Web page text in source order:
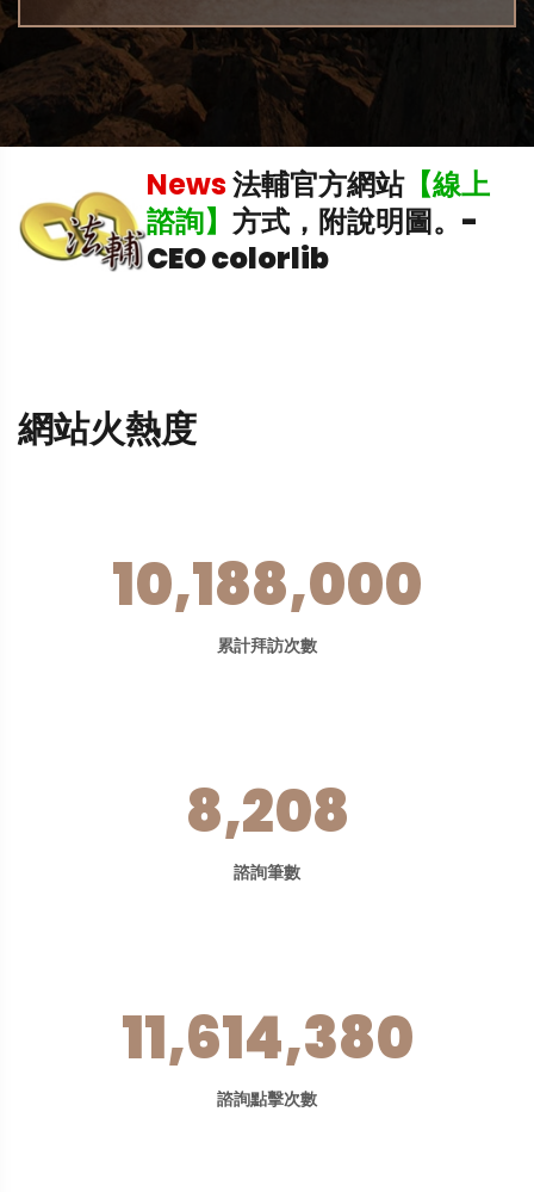
News法輔官方網站【線上
諮詢】 方式，附說明圖。 -
CEO colorlib
網站火熱度
10,188,000
累計拜訪次數
8,208
諮詢筆數
11,614,380
諮詢點擊次數